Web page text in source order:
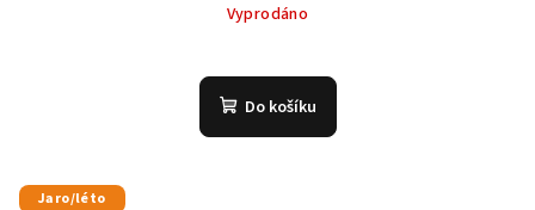
Vyprodáno
Do košíku
Jaro/léto